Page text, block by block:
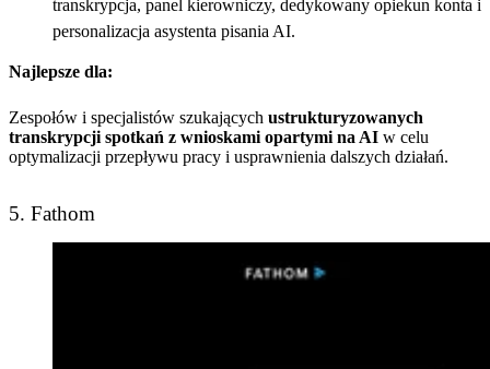
transkrypcja, panel kierowniczy, dedykowany opiekun konta i
personalizacja asystenta pisania AI.
Najlepsze dla:
Zespołów i specjalistów szukających ustrukturyzowanych
transkrypcji spotkań z wnioskami opartymi na AI w celu
optymalizacji przepływu pracy i usprawnienia dalszych działań.
5. Fathom